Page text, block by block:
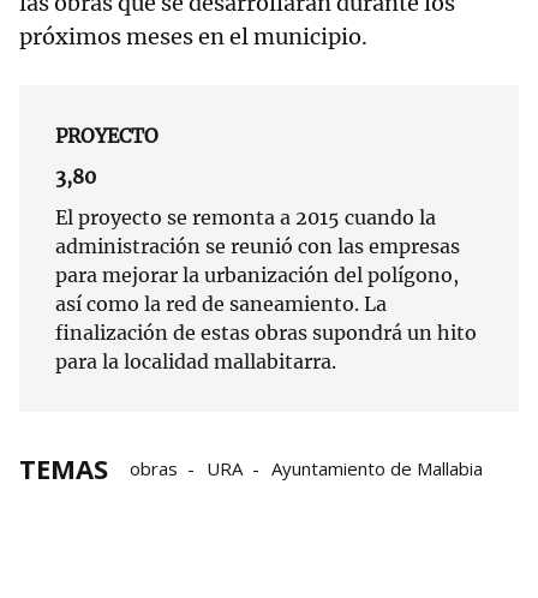
próximos meses en el municipio.
PROYECTO
3,80
El proyecto se remonta a 2015 cuando la
administración se reunió con las empresas
para mejorar la urbanización del polígono,
así como la red de saneamiento. La
finalización de estas obras supondrá un hito
para la localidad mallabitarra.
TEMAS obras URA Ayuntamiento de Mallabia